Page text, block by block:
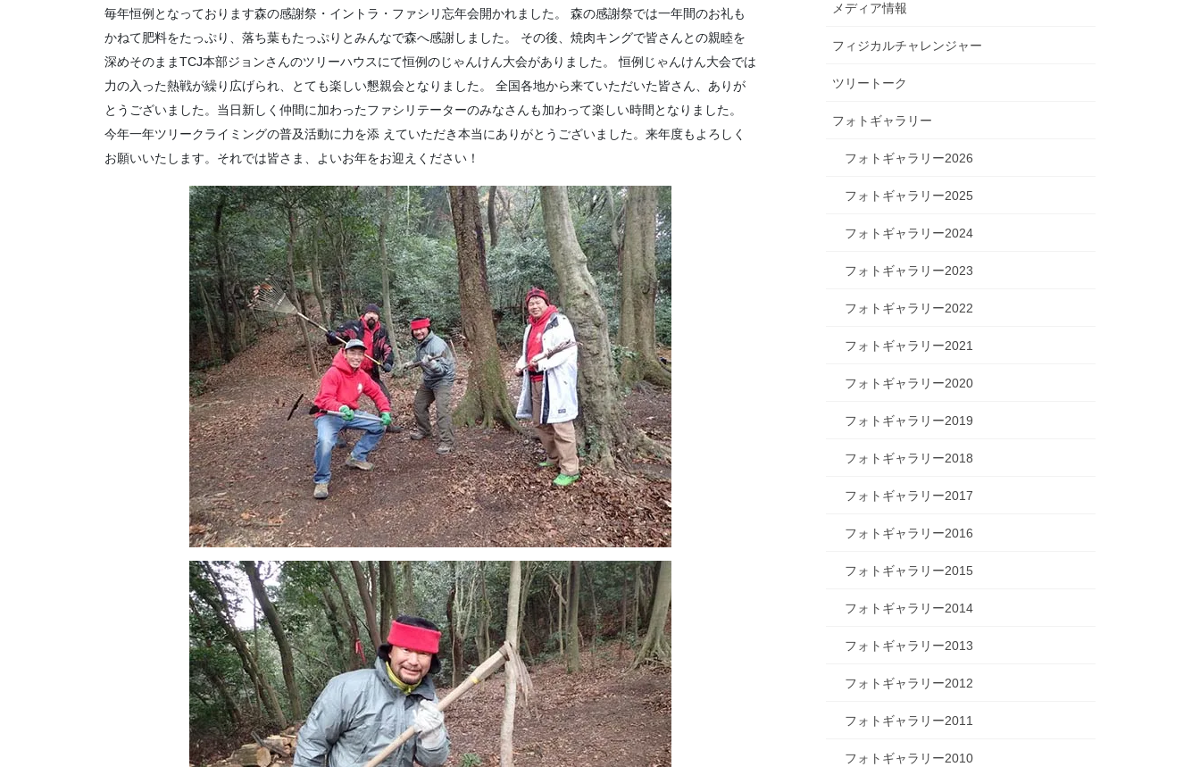
毎年恒例となっております森の感謝祭・イントラ・ファシリ忘年会開かれました。 森の感謝祭では一年間のお礼も
かねて肥料をたっぷり、落ち葉もたっぷりとみんなで森へ感謝しました。 その後、焼肉キングで皆さんとの親睦を
深めそのままTCJ本部ジョンさんのツリーハウスにて恒例のじゃんけん大会がありました。 恒例じゃんけん大会では
力の入った熱戦が繰り広げられ、とても楽しい懇親会となりました。 全国各地から来ていただいた皆さん、ありが
とうございました。当日新しく仲間に加わったファシリテーターのみなさんも加わって楽しい時間となりました。
今年一年ツリークライミングの普及活動に力を添 えていただき本当にありがとうございました。来年度もよろしく
お願いいたします。それでは皆さま、よいお年をお迎えください！
メディア情報
フィジカルチャレンジャー
ツリートーク
フォトギャラリー
フォトギャラリー2026
フォトギャラリー2025
フォトギャラリー2024
フォトギャラリー2023
フォトギャラリー2022
フォトギャラリー2021
フォトギャラリー2020
フォトギャラリー2019
フォトギャラリー2018
フォトギャラリー2017
フォトギャラリー2016
フォトギャラリー2015
フォトギャラリー2014
フォトギャラリー2013
フォトギャラリー2012
フォトギャラリー2011
フォトギャラリー2010